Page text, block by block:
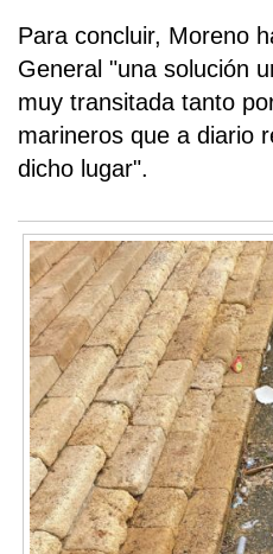
Para concluir, Moreno
General "una solución
muy transitada tanto
marineros que a diario
dicho lugar".